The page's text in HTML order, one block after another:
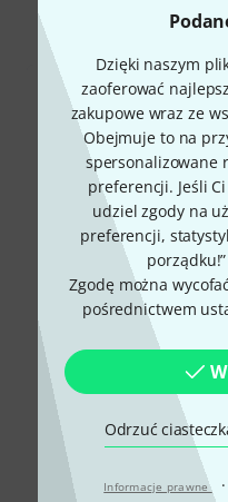
Dzięki naszym
zaoferować
zakupowe wraz ze
Obejmuje to na
spersonalizowane
preferencji. Jeśli
udziel zgody na
preferencji,
Zgodę można
pośrednictwem
Odrzuć
Informacje prawne ·
Wszystko